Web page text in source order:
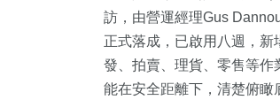
訪，由營運經理Gus
正式落成，已啟用八週，
發、拍賣、理貨、零售等作
能在安全距離下，清楚俯